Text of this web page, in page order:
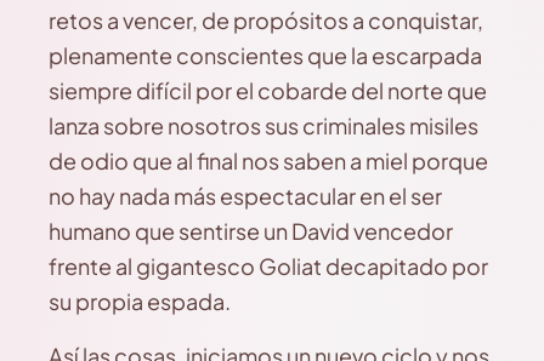
retos a vencer, de propósitos a conquistar,
plenamente conscientes que la escarpada
siempre difícil por el cobarde del norte que
lanza sobre nosotros sus criminales misiles
de odio que al final nos saben a miel porque
no hay nada más espectacular en el ser
humano que sentirse un David vencedor
frente al gigantesco Goliat decapitado por
su propia espada.